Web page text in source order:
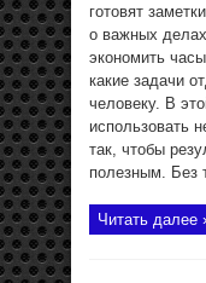
готовят
о важных
экономить
какие задачи
человеку. В
использовать
так, чтобы
полезным. Без
Читать далее